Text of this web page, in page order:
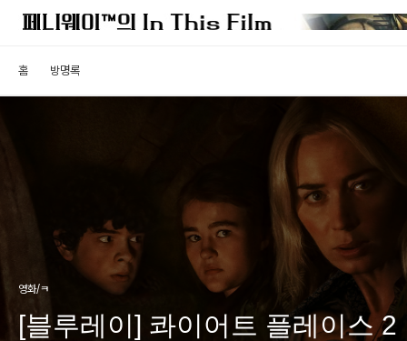
홈 방명록
영화/ㅋ
[블루레이] 콰이어트 플레이스 2